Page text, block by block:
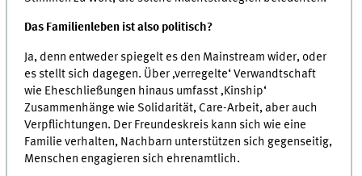
Das Familienleben ist also politisch?
Ja, denn entweder spiegelt es den Mainstream wider, oder
es stellt sich dagegen. Über ‚verregelte‘ Verwandtschaft
wie Eheschließungen hinaus umfasst ‚Kinship‘
Zusammenhänge wie Solidarität, Care-Arbeit, aber auch
Verpflichtungen. Der Freundeskreis kann sich wie eine
Familie verhalten, Nachbarn unterstützen sich gegenseitig,
Menschen engagieren sich ehrenamtlich.